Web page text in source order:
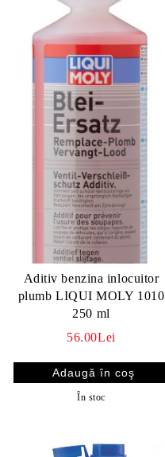
Aditiv benzina inlocuitor
plumb LIQUI MOLY 1010
250 ml
56.00Lei
În stoc